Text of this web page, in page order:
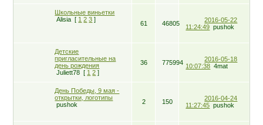
Школьные виньетки
Alisia [ 1 2 3 ]
61 46805
2016-05-22
11:24:49 pushok
Детские
пригласительные на
день рождения
Juliett78 [ 1 2 ]
36 775994
2016-05-18
10:07:38 4mat
День Победы, 9 мая -
открытки, логотипы
pushok
2 150
2016-04-24
11:27:45 pushok